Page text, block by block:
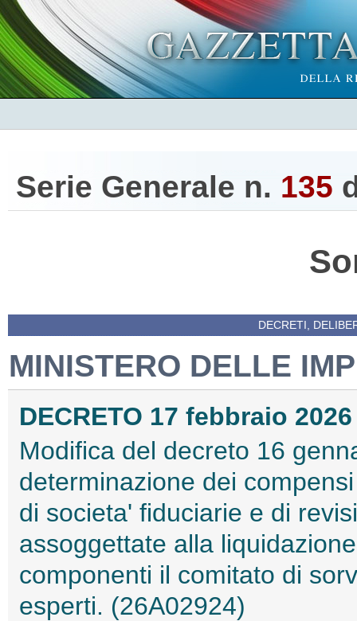
Serie Generale n. 135
DECRETI,
MINISTERO DELLE
DECRETO 17 febbraio 2026
Modifica del decreto 16
determinazione dei
di societa' fiduciarie e di
assoggettate alla
componenti il comitato di
esperti. (26A02924)